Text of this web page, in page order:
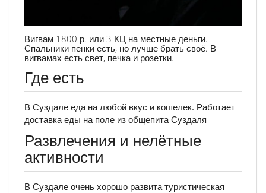
Вигвам 1800 р. или 3 КЦ на местные деньги.
Спальники пенки есть, но лучше брать своё. В
вигвамах есть свет, печка и розетки.
Где есть
В Суздале еда на любой вкус и кошелек. Работает
доставка еды на поле из общепита Суздаля
Развлечения и нелётные
активности
В Суздале очень хорошо развита туристическая